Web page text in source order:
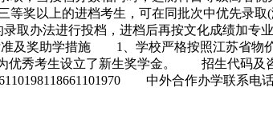
等奖以上的进档考生，可在同批次中优先
办法进行投档，进档后再按文化成绩加专
及奖助学措施 1、学校严格按照江苏省
并为优秀考生设立了新生奖学金。 招生
中外合作办学联系电话